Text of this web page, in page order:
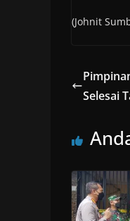
(Johnit
Selesai